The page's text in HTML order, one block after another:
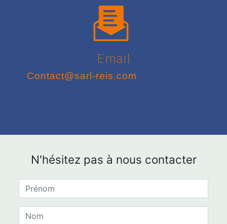
Email
contact@sarl-reis.com
N'hésitez pas à nous contacter